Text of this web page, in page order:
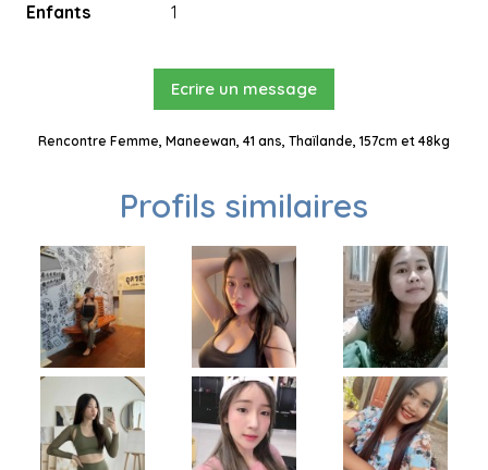
Enfants 1
Ecrire un message
Rencontre Femme, Maneewan, 41 ans, Thaïlande, 157cm et 48kg
Profils similaires